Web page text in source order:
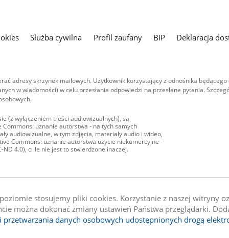
stosujemy pliki cookies. Korzystanie z naszej witryny
można dokonać zmiany ustawień Państwa przeglądarki.
przetwarzania danych osobowych udostępnionych drogą
Służba cywilna Profil zaufany BIP
Deklaracja
adresy skrzynek mailowych. Użytkownik korzystający z odnośnika
w wiadomości) w celu przesłania odpowiedzi na przesłane pytania.
(z wyłączeniem treści audiowizualnych), są
uznanie autorstwa - na tych samych
audiowizualne, w tym zdjęcia, materiały audio i wideo,
Commons: uznanie autorstwa użycie niekomercyjne -
ND 4.0), o ile nie jest to stwierdzone inaczej.